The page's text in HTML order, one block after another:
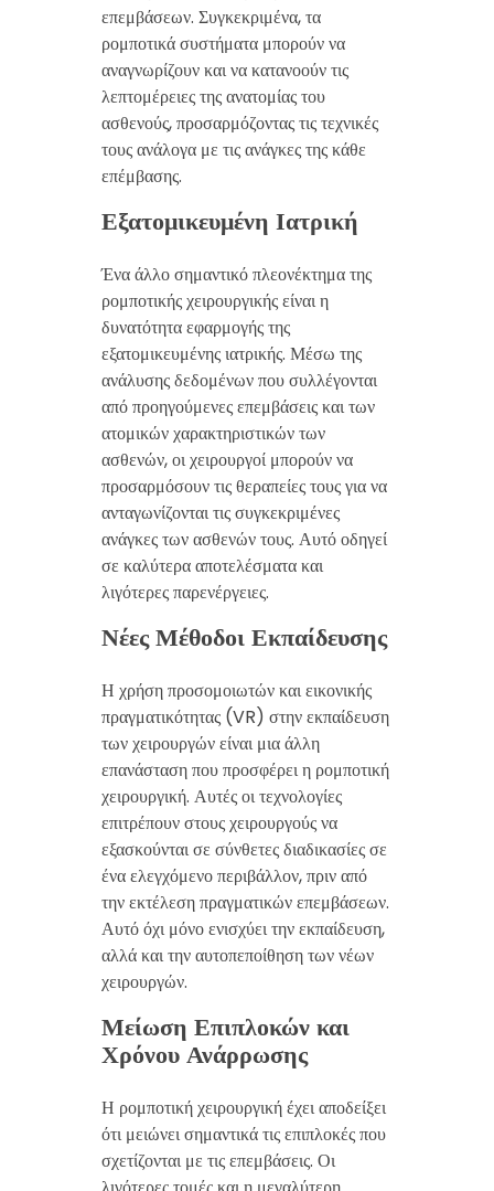
επεμβάσεων. Συγκεκριμένα, τα
ρομποτικά συστήματα μπορούν να
αναγνωρίζουν και να κατανοούν τις
λεπτομέρειες της ανατομίας του
ασθενούς, προσαρμόζοντας τις τεχνικές
τους ανάλογα με τις ανάγκες της κάθε
επέμβασης.
Εξατομικευμένη Ιατρική
Ένα άλλο σημαντικό πλεονέκτημα της
ρομποτικής χειρουργικής είναι η
δυνατότητα εφαρμογής της
εξατομικευμένης ιατρικής. Μέσω της
ανάλυσης δεδομένων που συλλέγονται
από προηγούμενες επεμβάσεις και των
ατομικών χαρακτηριστικών των
ασθενών, οι χειρουργοί μπορούν να
προσαρμόσουν τις θεραπείες τους για να
ανταγωνίζονται τις συγκεκριμένες
ανάγκες των ασθενών τους. Αυτό οδηγεί
σε καλύτερα αποτελέσματα και
λιγότερες παρενέργειες.
Νέες Μέθοδοι Εκπαίδευσης
Η χρήση προσομοιωτών και εικονικής
πραγματικότητας (VR) στην εκπαίδευση
των χειρουργών είναι μια άλλη
επανάσταση που προσφέρει η ρομποτική
χειρουργική. Αυτές οι τεχνολογίες
επιτρέπουν στους χειρουργούς να
εξασκούνται σε σύνθετες διαδικασίες σε
ένα ελεγχόμενο περιβάλλον, πριν από
την εκτέλεση πραγματικών επεμβάσεων.
Αυτό όχι μόνο ενισχύει την εκπαίδευση,
αλλά και την αυτοπεποίθηση των νέων
χειρουργών.
Μείωση Επιπλοκών και
Χρόνου Ανάρρωσης
Η ρομποτική χειρουργική έχει αποδείξει
ότι μειώνει σημαντικά τις επιπλοκές που
σχετίζονται με τις επεμβάσεις. Οι